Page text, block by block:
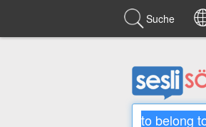
Suche